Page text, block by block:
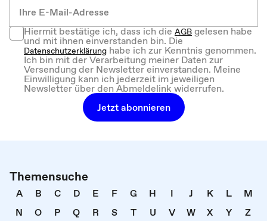
Hiermit bestätige ich, dass ich dieAGBgelesen habe
und mit ihnen einverstanden bin. Die
Datenschutzerklärung habe ich zur Kenntnis genommen.
Ich bin mit der Verarbeitung meiner Daten zur
Versendung der Newsletter einverstanden. Meine
Einwilligung kann ich jederzeit im jeweiligen
Newsletter über den Abmeldelink widerrufen.
Jetzt abonnieren
Themensuche
A B C D E F G H I J K L
M
N
O P Q R S T U V W X Y
Z